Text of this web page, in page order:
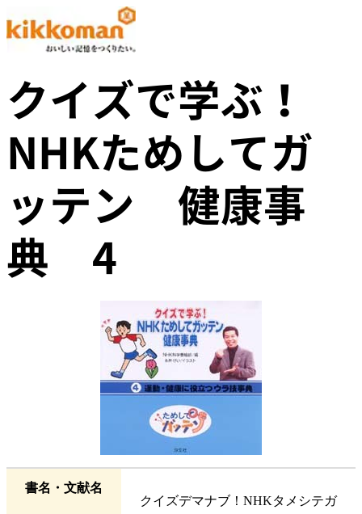
クイズで学ぶ！
NHKためしてガ
ッテン 健康事
典 4
書名・文献名
クイズデマナブ！NHKタメシテガ